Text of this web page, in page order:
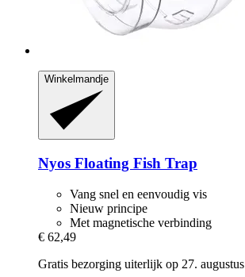
Winkelmandje
Nyos Floating Fish Trap
Vang snel en eenvoudig vis
Nieuw principe
Met magnetische verbinding
€ 62,49
Gratis bezorging uiterlijk op 27. augustus